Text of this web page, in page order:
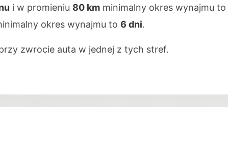
i w promieniu 80 km minimalny okres wynajmu to
okres wynajmu to 6 dni.
zwrocie auta w jednej z tych stref.